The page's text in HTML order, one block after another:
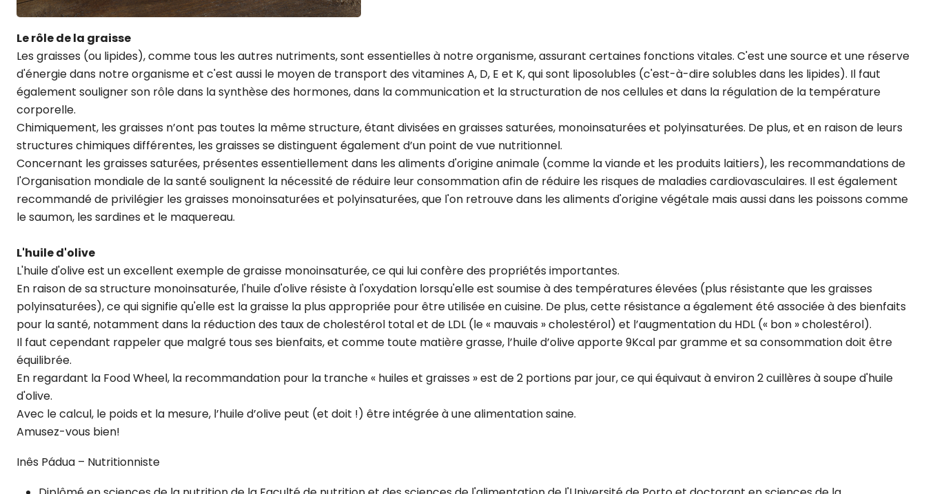
Le rôle de la graisse
Les graisses (ou lipides), comme tous les autres nutriments, sont essentielles à notre organisme, assurant certaines fonctions vitales. C'est une source et une réserve
d'énergie dans notre organisme et c'est aussi le moyen de transport des vitamines A, D, E et K, qui sont liposolubles (c'est-à-dire solubles dans les lipides). Il faut
également souligner son rôle dans la synthèse des hormones, dans la communication et la structuration de nos cellules et dans la régulation de la température
corporelle.
Chimiquement, les graisses n’ont pas toutes la même structure, étant divisées en graisses saturées, monoinsaturées et polyinsaturées. De plus, et en raison de leurs
structures chimiques différentes, les graisses se distinguent également d’un point de vue nutritionnel.
Concernant les graisses saturées, présentes essentiellement dans les aliments d'origine animale (comme la viande et les produits laitiers), les recommandations de
l'Organisation mondiale de la santé soulignent la nécessité de réduire leur consommation afin de réduire les risques de maladies cardiovasculaires. Il est également
recommandé de privilégier les graisses monoinsaturées et polyinsaturées, que l'on retrouve dans les aliments d'origine végétale mais aussi dans les poissons comme
le saumon, les sardines et le maquereau.
L'huile d'olive
L'huile d'olive est un excellent exemple de graisse monoinsaturée, ce qui lui confère des propriétés importantes.
En raison de sa structure monoinsaturée, l'huile d'olive résiste à l'oxydation lorsqu'elle est soumise à des températures élevées (plus résistante que les graisses
polyinsaturées), ce qui signifie qu'elle est la graisse la plus appropriée pour être utilisée en cuisine. De plus, cette résistance a également été associée à des bienfaits
pour la santé, notamment dans la réduction des taux de cholestérol total et de LDL (le « mauvais » cholestérol) et l’augmentation du HDL (« bon » cholestérol).
Il faut cependant rappeler que malgré tous ses bienfaits, et comme toute matière grasse, l’huile d’olive apporte 9Kcal par gramme et sa consommation doit être
équilibrée.
En regardant la Food Wheel, la recommandation pour la tranche « huiles et graisses » est de 2 portions par jour, ce qui équivaut à environ 2 cuillères à soupe d'huile
d'olive.
Avec le calcul, le poids et la mesure, l’huile d’olive peut (et doit !) être intégrée à une alimentation saine.
Amusez-vous bien!
Inês Pádua – Nutritionniste